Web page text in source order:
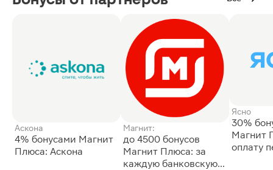
Аскона
4% бонусами Магнит
Плюса: Аскона
Магнит:
до 4500 бонусов
Магнит Плюса: за
каждую банковскую
Ясно
30%
Магнит
оплату